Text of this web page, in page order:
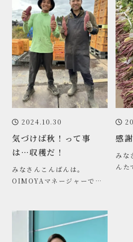
2024.10.30
気づけば秋！って事
は…収穫だ！
みなさんこんばんは。
OIMOYAマネージャーで
感
みな
んた